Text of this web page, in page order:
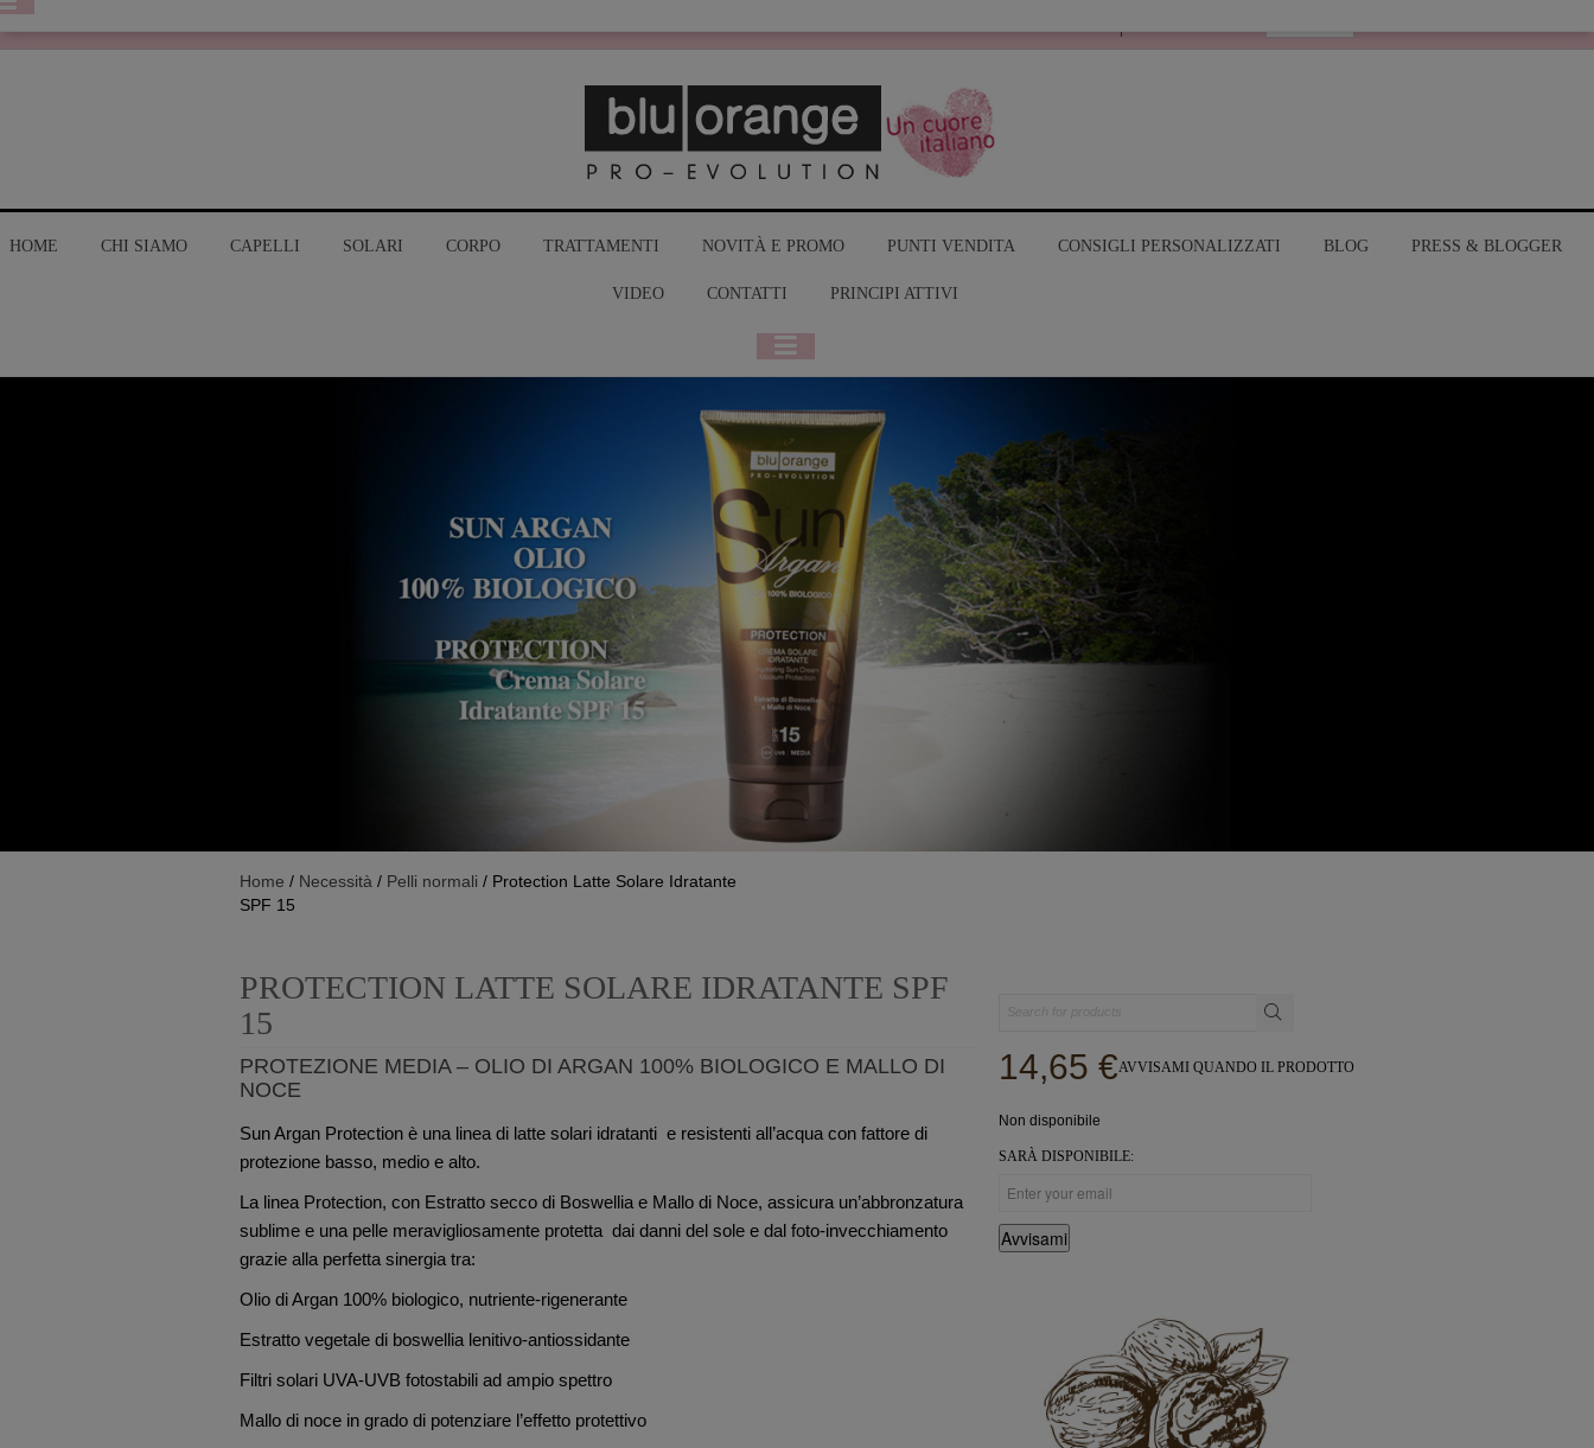
HOME CHI SIAMO CAPELLI SOLARI CORPO TRATTAMENTI NOVITÀ E PROMO PUNTI VENDITA CONSIGLI PERSONALIZZATI BLOG PRESS & BLOGGER
VIDEO CONTATTI PRINCIPI ATTIVI
Home / Necessità / Pelli normali / Protection Latte Solare Idratante
SPF 15
PROTECTION LATTE SOLARE IDRATANTE SPF
15
PROTEZIONE MEDIA – OLIO DI ARGAN 100% BIOLOGICO E MALLO DI
NOCE
Sun Argan Protection è una linea di latte solari idratanti e resistenti all’acqua con fattore di
protezione basso, medio e alto.
La linea Protection, con Estratto secco di Boswellia e Mallo di Noce, assicura un’abbronzatura
sublime e una pelle meravigliosamente protetta dai danni del sole e dal foto-invecchiamento
grazie alla perfetta sinergia tra:
Olio di Argan 100% biologico, nutriente-rigenerante
Estratto vegetale di boswellia lenitivo-antiossidante
Filtri solari UVA-UVB fotostabili ad ampio spettro
Mallo di noce in grado di potenziare l’effetto protettivo
14,65 €
Non disponibile
AVVISAMI QUANDO IL PRODOTTO
SARÀ DISPONIBILE:
Avvisami